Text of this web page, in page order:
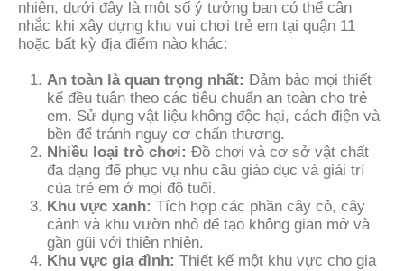
nhiên, dưới đây là một số ý tưởng bạn có thể cân
nhắc khi xây dựng khu vui chơi trẻ em tại quận 11
hoặc bất kỳ địa điểm nào khác:
An toàn là quan trọng nhất: Đảm bảo mọi thiết
kế đều tuân theo các tiêu chuẩn an toàn cho trẻ
em. Sử dụng vật liệu không độc hại, cách điện và
bền để tránh nguy cơ chấn thương.
Nhiều loại trò chơi: Đồ chơi và cơ sở vật chất
đa dạng để phục vụ nhu cầu giáo dục và giải trí
của trẻ em ở mọi độ tuổi.
Khu vực xanh: Tích hợp các phần cây cỏ, cây
cảnh và khu vườn nhỏ để tạo không gian mở và
gần gũi với thiên nhiên.
Khu vực gia đình: Thiết kế một khu vực cho gia